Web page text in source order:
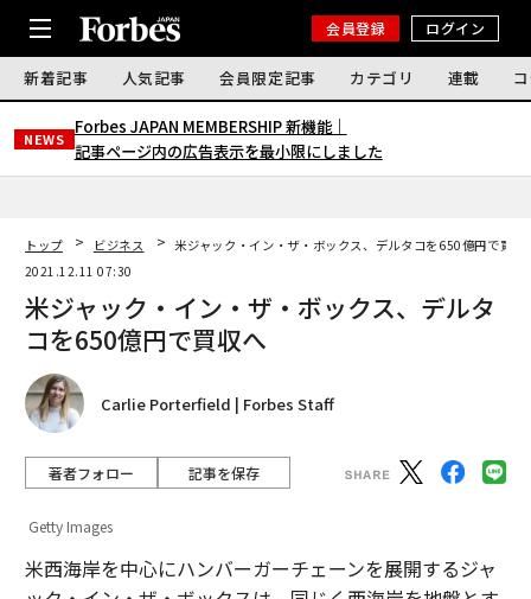
会員登録 ログイン
新着記事 人気記事 会員限定記事 カテゴリ 連載
NEWS
Forbes JAPAN MEMBERSHIP 新機能｜
記事ページ内の広告表示を最小限にしました
トップ ビジネス
米ジャック・イン・ザ・ボックス、デルタコを650億円で買収
2021.12.11 07:30
米ジャック・イン・ザ・ボックス、デルタ
コを650億円で買収へ
Carlie Porterfield | Forbes Staff
著者フォロー 記事を保存
Getty Images
米西海岸を中心にハンバーガーチェーンを展開するジャ